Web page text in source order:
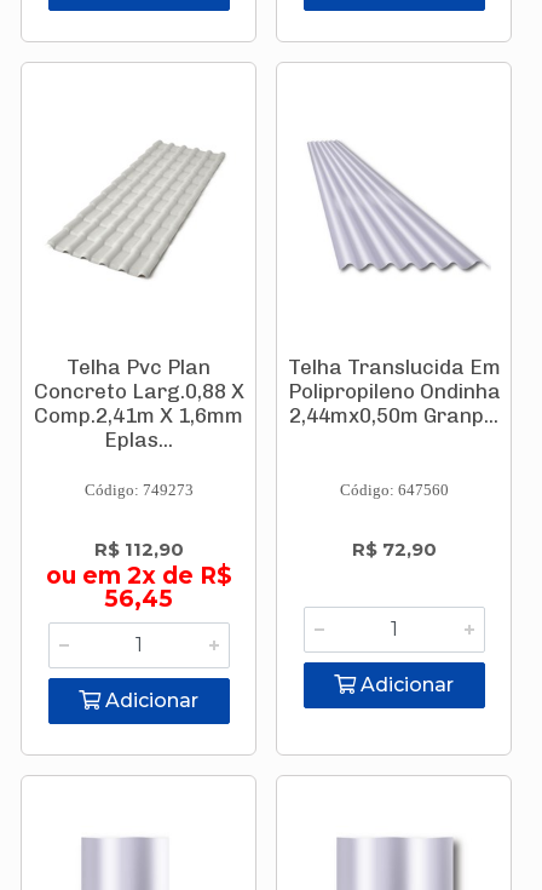
Telha Pvc Plan
Concreto Larg.0,88 X
Comp.2,41m X 1,6mm
Eplas...
Código: 749273
R$ 112,90
ou em 2x de R$
56,45
Adicionar
Telha Translucida Em
Polipropileno Ondinha
2,44mx0,50m Granp...
Código: 647560
R$ 72,90
Adicionar